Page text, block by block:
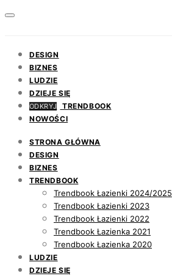
DESIGN
BIZNES
LUDZIE
DZIEJE SIĘ
ODKRYJ
TRENDBOOK
NOWOŚCI
STRONA GŁÓWNA
DESIGN
BIZNES
TRENDBOOK
Trendbook Łazienki 2024/2025
Trendbook Łazienki 2023
Trendbook Łazienki 2022
Trendbook Łazienka 2021
Trendbook Łazienka 2020
LUDZIE
DZIEJE SIĘ